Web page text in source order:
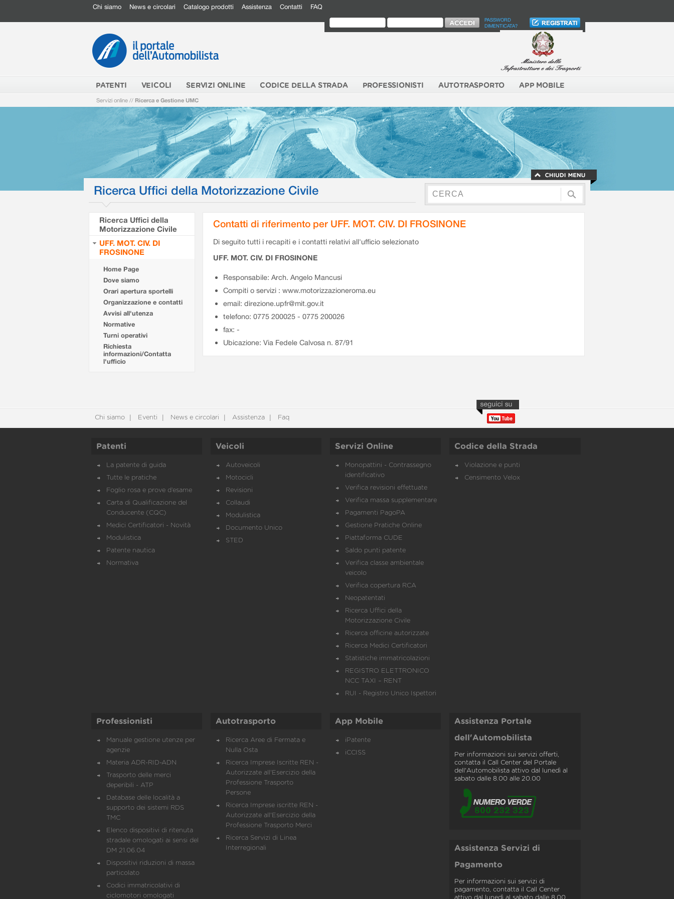
Chi siamo News e circolari Catalogo prodotti Assistenza Contatti FAQ
PASSWORD
DIMENTICATA?
PATENTI VEICOLI SERVIZI ONLINE CODICE DELLA STRADA PROFESSIONISTI AUTOTRASPORTO APP MOBILE
Servizi online // Ricerca e Gestione UMC
Ricerca Uffici della Motorizzazione Civile
Ricerca Uffici della
Motorizzazione Civile
UFF. MOT. CIV. DI
FROSINONE
Home Page
Dove siamo
Orari apertura sportelli
Organizzazione e contatti
Avvisi all'utenza
Normative
Turni operativi
Richiesta
informazioni/Contatta
l'ufficio
Contatti di riferimento per UFF. MOT. CIV. DI FROSINONE
Di seguito tutti i recapiti e i contatti relativi all'ufficio selezionato
UFF. MOT. CIV. DI FROSINONE
Responsabile: Arch. Angelo Mancusi
Compiti o servizi : www.motorizzazioneroma.eu
email: direzione.upfr@mit.gov.it
telefono: 0775 200025 - 0775 200026
fax: -
Ubicazione: Via Fedele Calvosa n. 87/91
Chi siamo Eventi News e circolari Assistenza Faq
Patenti
La patente di guida
Tutte le pratiche
Foglio rosa e prove d’esame
Carta di Qualificazione del
Conducente (CQC)
Medici Certificatori - Novità
Modulistica
Patente nautica
Normativa
Veicoli
Autoveicoli
Motocicli
Revisioni
Collaudi
Modulistica
Documento Unico
STED
Servizi Online
Monopattini - Contrassegno
identificativo
Verifica revisioni effettuate
Verifica massa supplementare
Pagamenti PagoPA
Gestione Pratiche Online
Piattaforma CUDE
Saldo punti patente
Verifica classe ambientale
veicolo
Verifica copertura RCA
Neopatentati
Ricerca Uffici della
Motorizzazione Civile
Ricerca officine autorizzate
Ricerca Medici Certificatori
Statistiche immatricolazioni
REGISTRO ELETTRONICO
NCC TAXI – RENT
RUI - Registro Unico Ispettori
Codice della Strada
Violazione e punti
Censimento Velox
Professionisti
Manuale gestione utenze per
agenzie
Materia ADR-RID-ADN
Trasporto delle merci
deperibili - ATP
Database delle località a
supporto dei sistemi RDS
TMC
Elenco dispositivi di ritenuta
stradale omologati ai sensi del
DM 21.06.04
Dispositivi riduzioni di massa
particolato
Codici immatricolativi di
ciclomotori omologati
Autotrasporto
Ricerca Aree di Fermata e
Nulla Osta
Ricerca Imprese Iscritte REN -
Autorizzate all'Esercizio della
Professione Trasporto
Persone
Ricerca Imprese iscritte REN -
Autorizzate all'Esercizio della
Professione Trasporto Merci
Ricerca Servizi di Linea
Interregionali
App Mobile
iPatente
iCCISS
Assistenza Portale
dell'Automobilista
Per informazioni sui servizi offerti,
contatta il Call Center del Portale
dell'Automobilista attivo dal lunedì al
sabato dalle 8.00 alle 20.00
Assistenza Servizi di
Pagamento
Per informazioni sui servizi di
pagamento, contatta il Call Center